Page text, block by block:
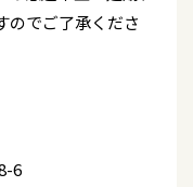
のでご了承くださ
6